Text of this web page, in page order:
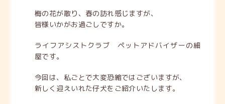
梅の花が散り、春の訪れ感じますが、
皆様いかがお過ごしですか。
ライフアシストクラブ ペットアドバイザーの細
屋です。
今回は、私ごとで大変恐縮ではございますが、
新しく迎えいれた仔犬をご紹介いたします。